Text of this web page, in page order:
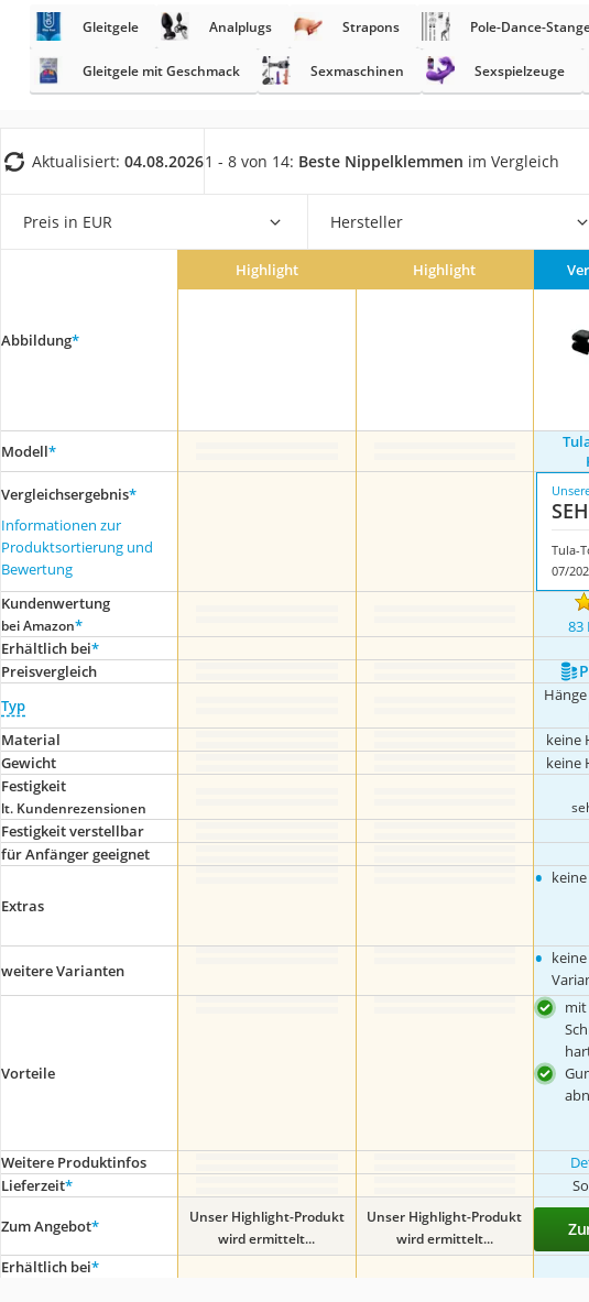
Nackenmassagegerät
Zeckenschutz Katze
Schildkrötenhaus
Mineralfutter Pferd
Massagegerät
Gleitgele Analplugs Strapons Pole-Dance-
Gleitgele mit Geschmack Sexmaschinen Sexspielzeuge
Aktualisiert: 04.08.20261 - 8 von 14: Beste Nippelklemmen im Vergleich
Preis in EUR Hersteller
Abbildung*
Highlight Highlight
Modell*
Vergleichsergebnis*
Informationen zur
Produktsortierung und
Bewertung
07/
Kundenwertung
bei Amazon* 83
Erhältlich bei*
Preis­vergleich
Typ
Material
keine
Gewicht
keine
Festigkeit
lt. Kundenrezensionen
Festigkeit verstellbar
für Anfänger geeignet
Extras
• keine
weitere Varianten •
Vorteile
Weitere Produktinfos
Lieferzeit*
Zum Angebot*
Unser Highlight-Produkt
wird ermittelt...
Unser Highlight-Produkt
wird ermittelt...
Erhältlich bei*